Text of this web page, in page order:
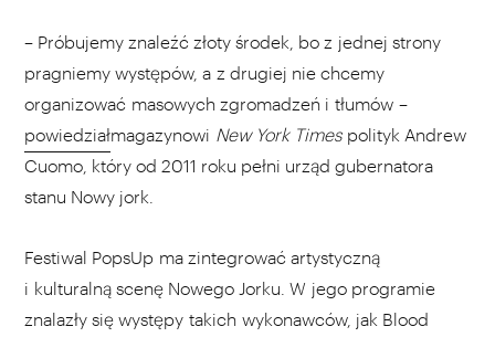
– Próbujemy znaleźć złoty środek, bo z jednej strony
pragniemy występów, a z drugiej nie chcemy
organizować masowych zgromadzeń i tłumów –
powiedziałmagazynowi New York Times polityk Andrew
Cuomo, który od 2011 roku pełni urząd gubernatora
stanu Nowy jork.
Festiwal PopsUp ma zintegrować artystyczną
i kulturalną scenę Nowego Jorku. W jego programie
znalazły się występy takich wykonawców, jak Blood